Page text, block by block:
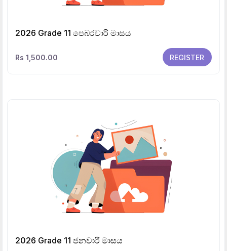
2026 Grade 11 පෙබරවාරි මාසය
Rs 1,500.00 REGISTER
2026 Grade 11 ජනවාරි මාසය